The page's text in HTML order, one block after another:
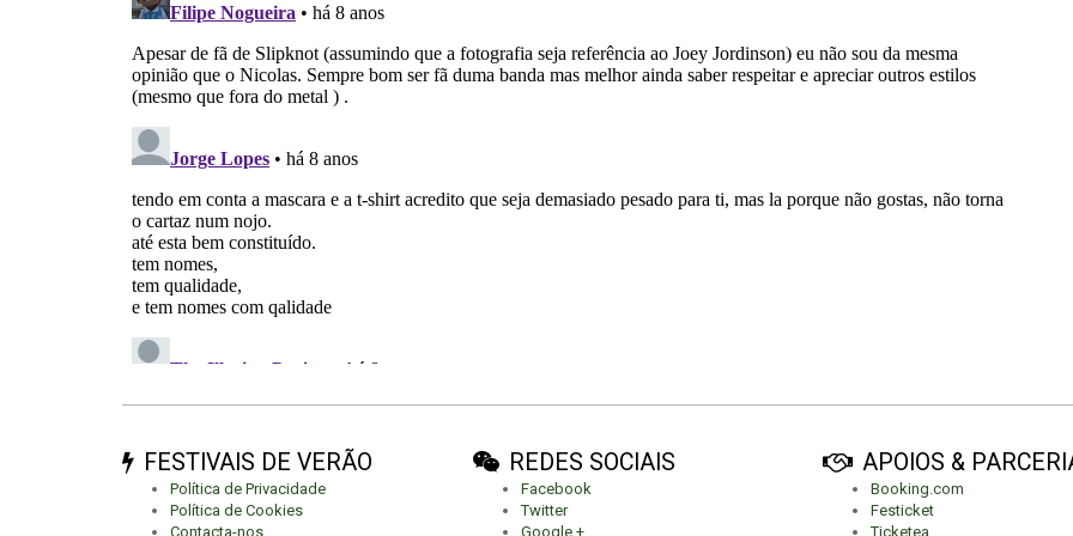
FESTIVAIS DE VERÃO
Política de Privacidade
Política de Cookies
Contacta-nos
REDES SOCIAIS
Facebook
Twitter
Google +
APOIOS &
Booking.com
Festicket
Ticketea